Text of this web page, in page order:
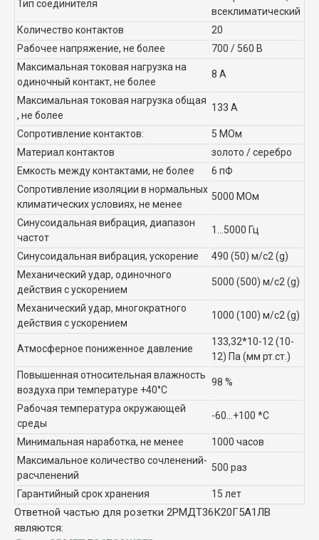
Тип соединителя
всеклиматический
Количество контактов
20
Рабочее напряжение, не более
700 / 560 В
Максимальная токовая нагрузка на
одиночный контакт, не более
8 А
Максимальная токовая нагрузка общая
, не более
133 А
Сопротивление контактов:
5 МОм
Материал контактов
золото / серебро
Емкость между контактами, не более
6 пФ
Сопротивление изоляции в нормальных
климатических условиях, не менее
5000 МОм
Синусоидальная вибрация, диапазон
частот
1...5000 Гц
Синусоидальная вибрация, ускорение
490 (50) м/с2 (g)
Механический удар, одиночного
действия с ускорением
5000 (500) м/с2 (g)
Механический удар, многократного
действия с ускорением
1000 (100) м/с2 (g)
Атмосферное пониженное давление
133,32*10-12 (10-
12) Па (мм рт.ст.)
Повышенная относительная влажность
воздуха при температуре +40°C
98 %
Рабочая температура окружающей
среды
-60...+100 *C
Минимальная наработка, не менее
1000 часов
Максимальное количество сочленений-
расчленений
500 раз
Гарантийный срок хранения 15 лет
Ответной частью для розетки 2РМДТ36К20Г5А1ЛВ
являются: